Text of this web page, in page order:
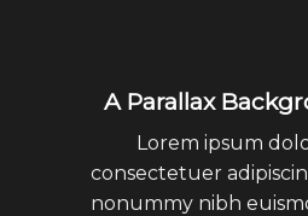
A Parallax
Lorem ipsum
consectetuer
nonummy nibh